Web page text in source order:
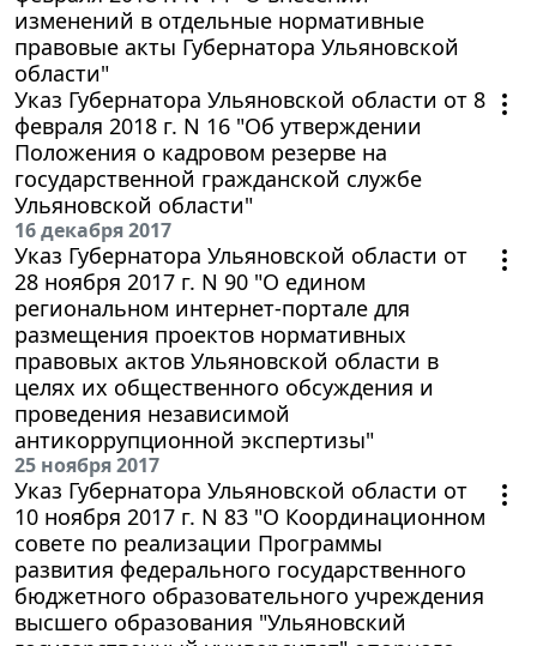
изменений в отдельные нормативные
правовые акты Губернатора Ульяновской
области"
Указ Губернатора Ульяновской области от 8
февраля 2018 г. N 16 "Об утверждении
Положения о кадровом резерве на
государственной гражданской службе
Ульяновской области"
16 декабря 2017
Указ Губернатора Ульяновской области от
28 ноября 2017 г. N 90 "О едином
региональном интернет-портале для
размещения проектов нормативных
правовых актов Ульяновской области в
целях их общественного обсуждения и
проведения независимой
антикоррупционной экспертизы"
25 ноября 2017
Указ Губернатора Ульяновской области от
10 ноября 2017 г. N 83 "О Координационном
совете по реализации Программы
развития федерального государственного
бюджетного образовательного учреждения
высшего образования "Ульяновский